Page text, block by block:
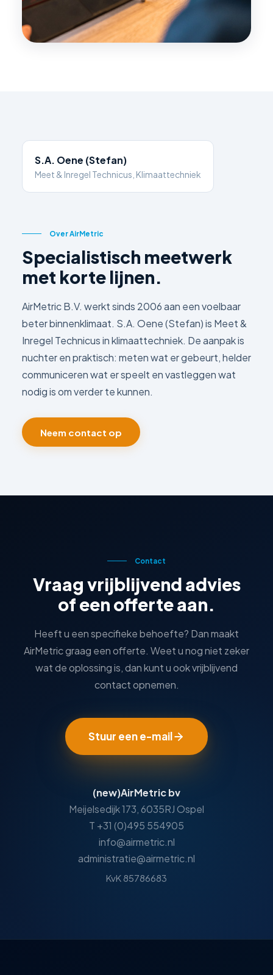
S.A. Oene (Stefan)
Meet & Inregel Technicus, Klimaattechniek
Over AirMetric
Specialistisch meetwerk
met korte lijnen.
AirMetric B.V. werkt sinds 2006 aan een voelbaar
beter binnenklimaat. S.A. Oene (Stefan) is Meet &
Inregel Technicus in klimaattechniek. De aanpak is
nuchter en praktisch: meten wat er gebeurt, helder
communiceren wat er speelt en vastleggen wat
nodig is om verder te kunnen.
Neem contact op
Contact
Vraag vrijblijvend advies
of een offerte aan.
Heeft u een specifieke behoefte? Dan maakt
AirMetric graag een offerte. Weet u nog niet zeker
wat de oplossing is, dan kunt u ook vrijblijvend
contact opnemen.
Stuur een e-mail
(new)AirMetric bv
Meijelsedijk 173, 6035RJ Ospel
T +31 (0)495 554905
info@airmetric.nl
administratie@airmetric.nl
KvK 85786683